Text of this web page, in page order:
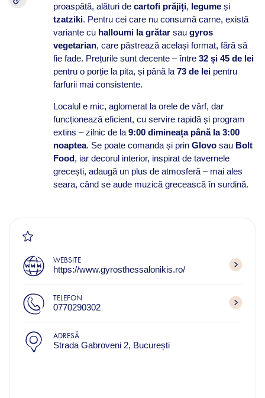
proaspătă, alături de cartofi prăjiți, legumeși
tzatziki. Pentru cei care nu consumă carne, există
variante cu halloumi la grătarsau gyros
vegetarian, care păstrează același format, fără să
fie fade. Prețurile sunt decente – între 32 și 45 de lei
pentru o porție la pita, și până la 73 de leipentru
farfurii mai consistente.
Localul e mic, aglomerat la orele de vârf, dar
funcționează eficient, cu servire rapidă și program
extins – zilnic de la 9:00 dimineața până la 3:00
noaptea. Se poate comanda și prin Glovosau Bolt
Food, iar decorul interior, inspirat de tavernele
grecești, adaugă un plus de atmosferă – mai ales
seara, când se aude muzică grecească în surdină.
WEBSITE
https://www.gyrosthessalonikis.ro/
TELEFON
0770290302
ADRESĂ
Strada Gabroveni 2, București